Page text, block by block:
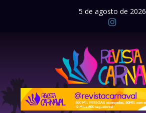
5 de agosto de 2026